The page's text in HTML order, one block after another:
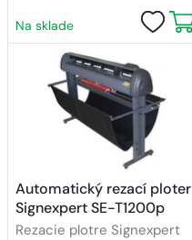
Na sklade
Automatický rezací ploter
Signexpert SE-T1200p
Rezacie plotre Signexpert